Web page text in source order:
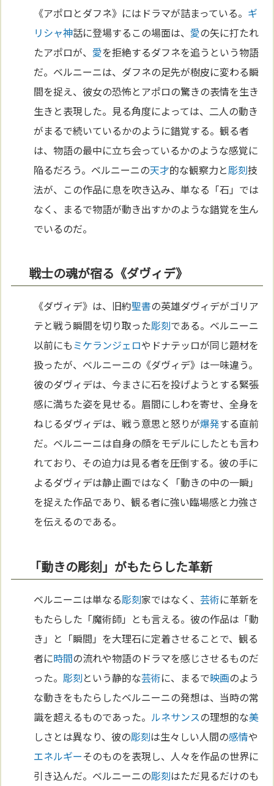
《アポロとダフネ》にはドラマが詰まっている。 ギ
リシャ神話に登場するこの場面は、 愛の矢に打たれ
たアポロが、 愛を拒絶するダフネを追うという物語
だ。ベルニーニは、ダフネの足先が樹皮に変わる瞬
間を捉え、彼女の恐怖とアポロの驚きの表情を生き
生きと表現した。見る角度によっては、二人の動き
がまるで続いているかのように錯覚する。観る者
は、物語の最中に立ち会っているかのような感覚に
陥るだろう。ベルニーニの天才的な観察力と彫刻技
法が、この作品に息を吹き込み、単なる「石」では
なく、まるで物語が動き出すかのような錯覚を生ん
でいるのだ。
戦士の魂が宿る《ダヴィデ》
《ダヴィデ》は、旧約聖書の英雄ダヴィデがゴリア
テと戦う瞬間を切り取った彫刻である。ベルニーニ
以前にもミケランジェロやドナテッロが同じ題材を
扱ったが、ベルニーニの《ダヴィデ》は一味違う。
彼のダヴィデは、今まさに石を投げようとする緊張
感に満ちた姿を見せる。眉間にしわを寄せ、全身を
ねじるダヴィデは、戦う意思と怒りが爆発する直前
だ。ベルニーニは自身の顔をモデルにしたとも言わ
れており、その迫力は見る者を圧倒する。彼の手に
よるダヴィデは静止画ではなく「動きの中の一瞬」
を捉えた作品であり、観る者に強い臨場感と力強さ
を伝えるのである。
「動きの彫刻」がもたらした革新
ベルニーニは単なる彫刻家ではなく、芸術に革新を
もたらした「魔術師」とも言える。彼の作品は「動
き」と「瞬間」を大理石に定着させることで、観る
者に時間の流れや物語のドラマを感じさせるものだ
った。彫刻という静的な芸術に、まるで映画のよう
な動きをもたらしたベルニーニの発想は、当時の常
識を超えるものであった。 ルネサンスの理想的な美
しさとは異なり、彼の彫刻は生々しい人間の感情や
エネルギーそのものを表現し、人々を作品の世界に
引き込んだ。ベルニーニの彫刻はただ見るだけのも